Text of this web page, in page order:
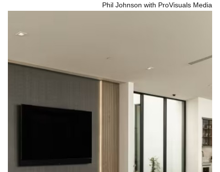
Phil Johnson with ProVisuals Media